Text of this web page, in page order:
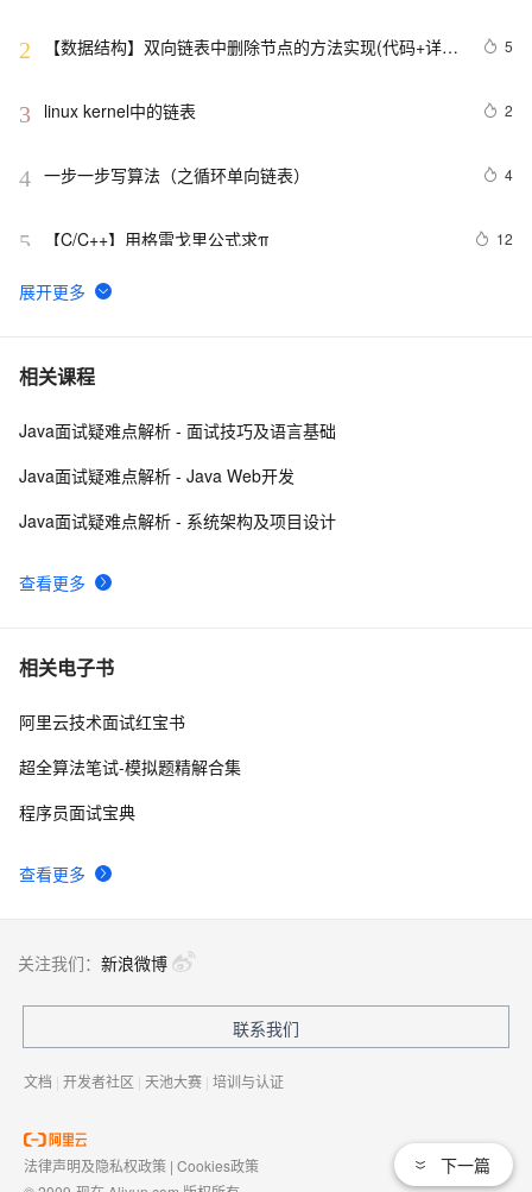
2
【数据结构】双向链表中删除节点的方法实现(代码+详
5
3 linux kernel中的链表 2
4 一步一步写算法（之循环单向链表） 4
5 【C/C++】用格雷戈里公式求π 12
6 链表的创建和操作
7 javascript普通链表及双向链表
8 C/C++中对链表操作的理解&&实例分析
相关课程
查看更多
Java面试疑难点解析 - 面试技巧及语言基础
Java面试疑难点解析 - Java Web开发
Java面试疑难点解析 - 系统架构及项目设计
相关电子书
查看更多
阿里云技术面试红宝书
超全算法笔试-模拟题精解合集
程序员面试宝典
下一篇
关注我们： 新浪微博
联系我们
文档 | 开发者社区 | 天池大赛 | 培训与认证
法律声明及隐私权政策 | Cookies政策